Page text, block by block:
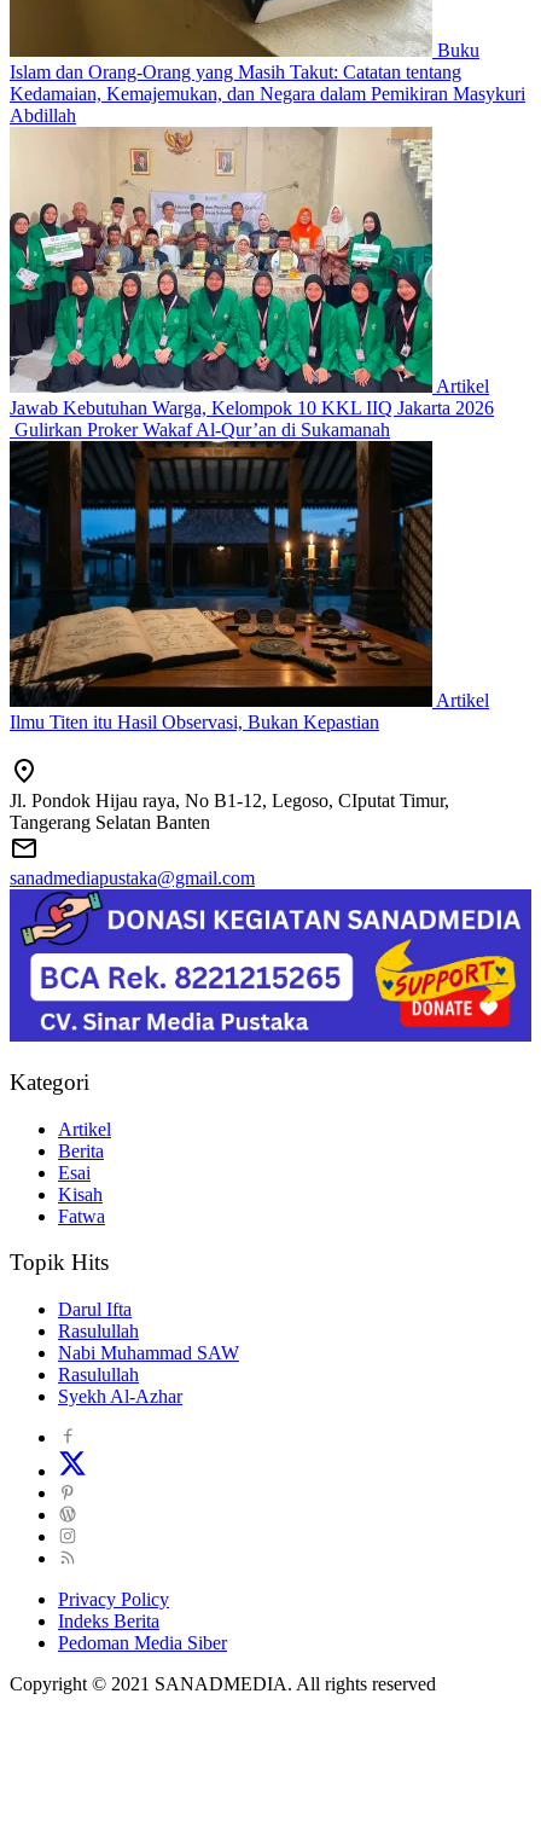
Buku
Islam dan Orang-Orang yang Masih Takut: Catatan tentang
Kedamaian, Kemajemukan, dan Negara dalam Pemikiran Masykuri
Abdillah
Artikel
Jawab Kebutuhan Warga, Kelompok 10 KKL IIQ Jakarta 2026
Gulirkan Proker Wakaf Al-Qur’an di Sukamanah
Artikel
Ilmu Titen itu Hasil Observasi, Bukan Kepastian
Jl. Pondok Hijau raya, No B1-12, Legoso, CIputat Timur,
Tangerang Selatan Banten
sanadmediapustaka@gmail.com
Kategori
Artikel
Berita
Esai
Kisah
Fatwa
Topik Hits
Darul Ifta
Rasulullah
Nabi Muhammad SAW
Rasulullah
Syekh Al-Azhar
Privacy Policy
Indeks Berita
Pedoman Media Siber
Copyright © 2021 SANADMEDIA. All rights reserved